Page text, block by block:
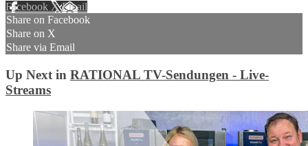
Facebook XEmail
Share on Facebook
Share on X
Share via Email
Up Next in RATIONAL TV-Sendungen - Live-
Streams